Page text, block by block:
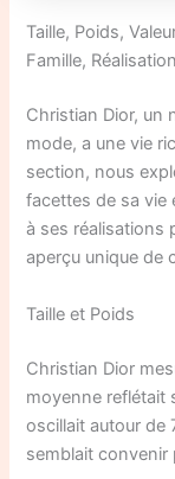
Taille, Poids,
Famille,
Christian Dior, un
mode, a une vie
section, nous
facettes de sa vie
à ses réalisations
aperçu unique de
Taille et Poids
Christian Dior
moyenne reflétait
oscillait autour de
semblait convenir